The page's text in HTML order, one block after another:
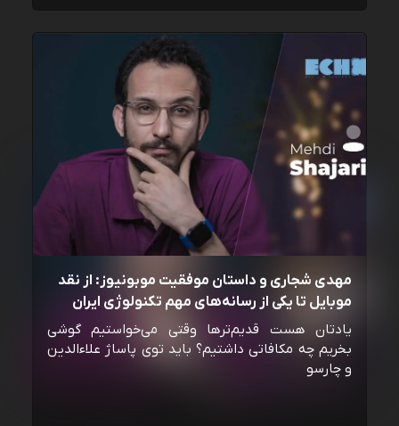
مهدی شجاری و داستان موفقیت موبونیوز: از نقد
موبایل تا یکی از رسانه‌‌های مهم تکنولوژی ایران
یادتان هست قدیم‌ترها وقتی می‌خواستیم گوشی
بخریم چه مکافاتی داشتیم؟ باید توی پاساژ علاءالدین
و چارسو